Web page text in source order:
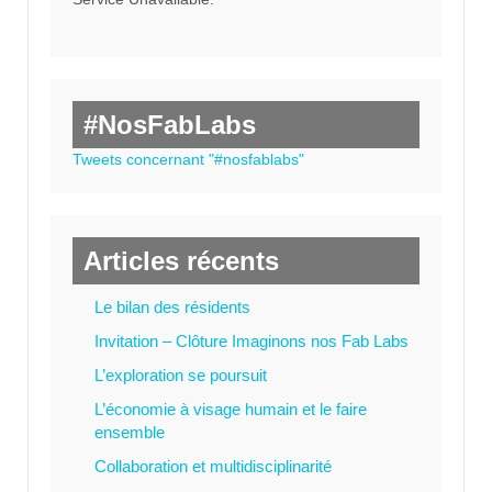
#NosFabLabs
Tweets concernant "#nosfablabs"
Articles récents
Le bilan des résidents
Invitation – Clôture Imaginons nos Fab Labs
L’exploration se poursuit
L’économie à visage humain et le faire
ensemble
Collaboration et multidisciplinarité